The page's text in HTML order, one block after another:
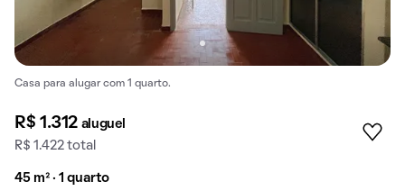
Casa para alugar com 1 quarto.
R$ 1.312 aluguel
R$ 1.422 total
45 m² · 1 quarto